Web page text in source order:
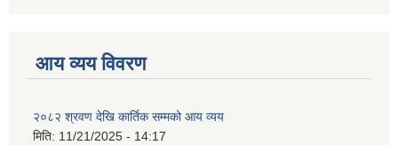
आय व्यय विवरण
२०८२ श्रवण देखि कार्तिक सम्मको आय व्यय
मिति: 11/21/2025 - 14:17